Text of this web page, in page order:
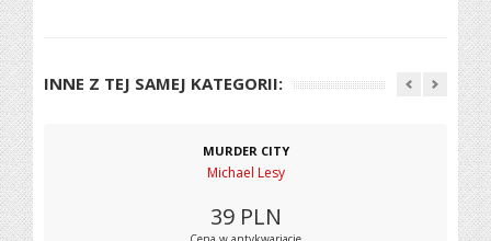
INNE Z TEJ SAMEJ KATEGORII:
MURDER CITY
Michael Lesy
39 PLN